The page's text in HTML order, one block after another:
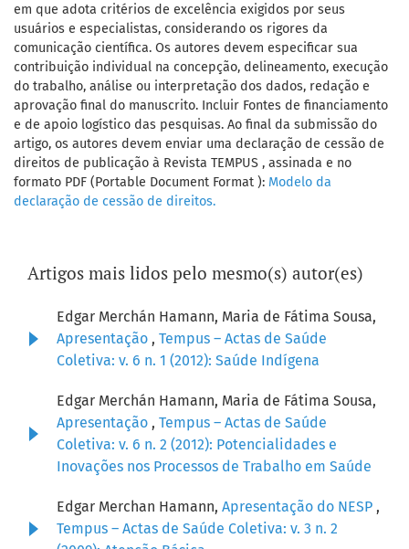
em que adota critérios de excelência exigidos por seus
usuários e especialistas, considerando os rigores da
comunicação científica. Os autores devem especificar sua
contribuição individual na concepção, delineamento, execução
do trabalho, análise ou interpretação dos dados, redação e
aprovação final do manuscrito. Incluir Fontes de financiamento
e de apoio logístico das pesquisas. Ao final da submissão do
artigo, os autores devem enviar uma declaração de cessão de
direitos de publicação à Revista TEMPUS , assinada e no
formato PDF (Portable Document Format ): Modelo da
declaração de cessão de direitos.
Artigos mais lidos pelo mesmo(s) autor(es)
Edgar Merchán Hamann, Maria de Fátima Sousa,
Apresentação , Tempus – Actas de Saúde
Coletiva: v. 6 n. 1 (2012): Saúde Indígena
Edgar Merchán Hamann, Maria de Fátima Sousa,
Apresentação , Tempus – Actas de Saúde
Coletiva: v. 6 n. 2 (2012): Potencialidades e
Inovações nos Processos de Trabalho em Saúde
Edgar Merchan Hamann, Apresentação do NESP ,
Tempus – Actas de Saúde Coletiva: v. 3 n. 2